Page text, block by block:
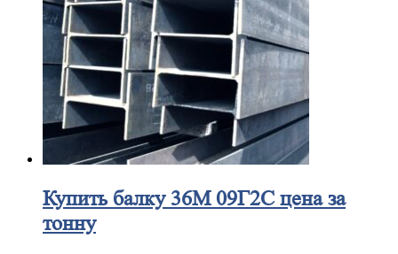
Купитьбалку 36М 09Г2С цена за
тонну